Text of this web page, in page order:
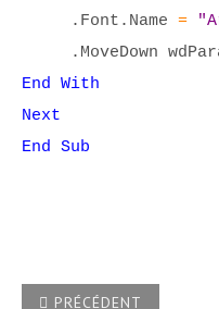
.Font.Name =
.MoveDown
End With
Next
End Sub
ARTICLE PRÉCÉDENT :
PRÉCÉDENT